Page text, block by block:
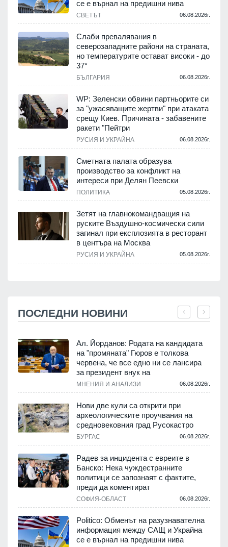
се е върнал на предишни нива
СВЕТЪТ 06.08.2026г.
Слаби превалявания в
северозападните райони на страната,
но температурите остават високи - до
37°
БЪЛГАРИЯ 06.08.2026г.
WP: Зеленски обвини партньорите си
за "ужасяващите жертви" при атаката
срещу Киев. Причината - забавените
ракети "Пейтри
РУСИЯ И УКРАЙНА 06.08.2026г.
Сметната палата образува
производство за конфликт на
интереси при Делян Пеевски
ПОЛИТИКА 05.08.2026г.
Зетят на главнокомандващия на
руските Въздушно-космически сили
загинал при експлозията в ресторант
в центъра на Москва
РУСИЯ И УКРАЙНА 05.08.2026г.
ПОСЛЕДНИ НОВИНИ
Ал. Йорданов: Родата на кандидата
на "промяната" Гюров е толкова
червена, че все едно ни се лансира
за президент внук на
МНЕНИЯ И АНАЛИЗИ 06.08.2026г.
Нови две кули са открити при
археологическите проучвания на
средновековния град Русокастро
БУРГАС 06.08.2026г.
Радев за инцидента с евреите в
Банско: Нека чуждестранните
политици се запознаят с фактите,
преди да коментират
СОФИЯ-ОБЛАСТ 06.08.2026г.
Politico: Обменът на разузнавателна
информация между САЩ и Украйна
се е върнал на предишни нива